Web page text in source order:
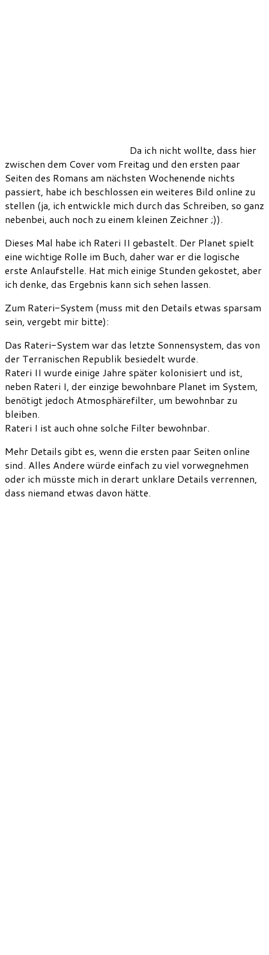
Da ich nicht wollte, dass hier
zwischen dem Cover vom Freitag und den ersten paar
Seiten des Romans am nächsten Wochenende nichts
passiert, habe ich beschlossen ein weiteres Bild online zu
stellen (ja, ich entwickle mich durch das Schreiben, so ganz
nebenbei, auch noch zu einem kleinen Zeichner ;)).
Dieses Mal habe ich Rateri II gebastelt. Der Planet spielt
eine wichtige Rolle im Buch, daher war er die logische
erste Anlaufstelle. Hat mich einige Stunden gekostet, aber
ich denke, das Ergebnis kann sich sehen lassen.
Zum Rateri-System (muss mit den Details etwas sparsam
sein, vergebt mir bitte):
Das Rateri-System war das letzte Sonnensystem, das von
der Terranischen Republik besiedelt wurde.
Rateri II wurde einige Jahre später kolonisiert und ist,
neben Rateri I, der einzige bewohnbare Planet im System,
benötigt jedoch Atmosphärefilter, um bewohnbar zu
bleiben.
Rateri I ist auch ohne solche Filter bewohnbar.
Mehr Details gibt es, wenn die ersten paar Seiten online
sind. Alles Andere würde einfach zu viel vorwegnehmen
oder ich müsste mich in derart unklare Details verrennen,
dass niemand etwas davon hätte.